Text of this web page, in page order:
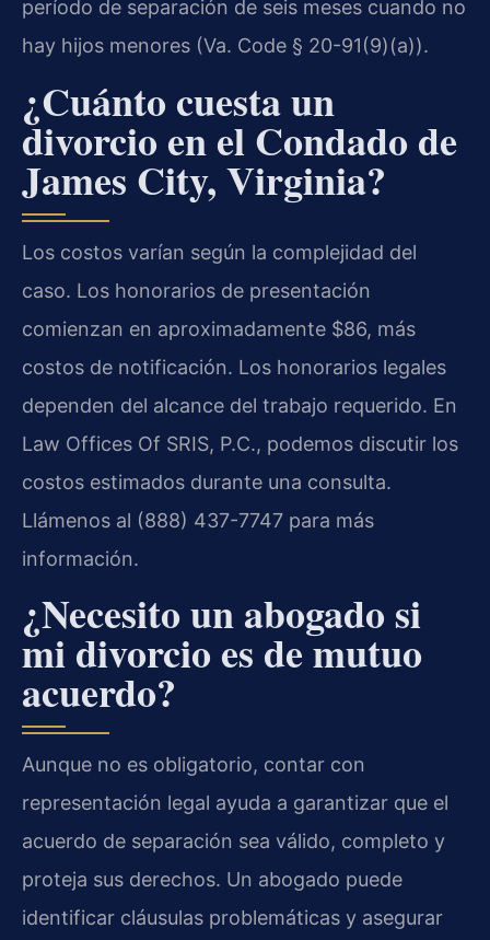
período de separación de seis meses cuando no
hay hijos menores (Va. Code § 20-91(9)(a)).
¿Cuánto cuesta un
divorcio en el Condado de
James City, Virginia?
Los costos varían según la complejidad del
caso. Los honorarios de presentación
comienzan en aproximadamente $86, más
costos de notificación. Los honorarios legales
dependen del alcance del trabajo requerido. En
Law Offices Of SRIS, P.C., podemos discutir los
costos estimados durante una consulta.
Llámenos al (888) 437-7747 para más
información.
¿Necesito un abogado si
mi divorcio es de mutuo
acuerdo?
Aunque no es obligatorio, contar con
representación legal ayuda a garantizar que el
acuerdo de separación sea válido, completo y
proteja sus derechos. Un abogado puede
identificar cláusulas problemáticas y asegurar